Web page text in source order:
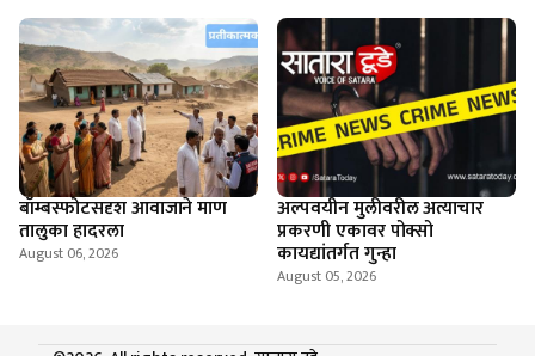
बॉम्बस्फोटसदृश आवाजाने माण
तालुका हादरला
August 06, 2026
अल्पवयीन मुलीवरील अत्याचार
प्रकरणी एकावर पोक्सो
कायद्यांतर्गत गुन्हा
August 05, 2026